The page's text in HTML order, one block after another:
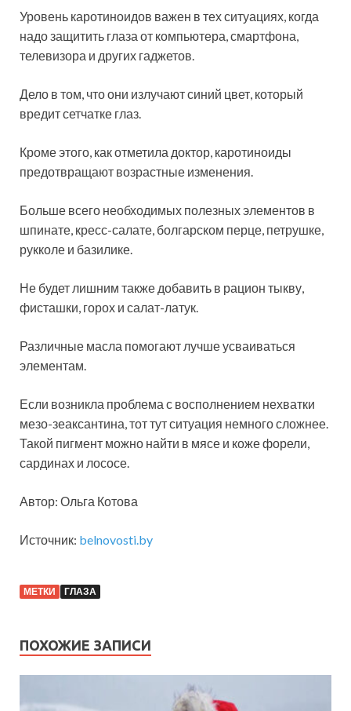
Уровень каротиноидов важен в тех ситуациях, когда
надо защитить глаза от компьютера, смартфона,
телевизора и других гаджетов.
Дело в том, что они излучают синий цвет, который
вредит сетчатке глаз.
Кроме этого, как отметила доктор, каротиноиды
предотвращают возрастные изменения.
Больше всего необходимых полезных элементов в
шпинате, кресс-салате, болгарском перце, петрушке,
рукколе и базилике.
Не будет лишним также добавить в рацион тыкву,
фисташки, горох и салат-латук.
Различные масла помогают лучше усваиваться
элементам.
Если возникла проблема с восполнением нехватки
мезо-зеаксантина, тот тут ситуация немного сложнее.
Такой пигмент можно найти в мясе и коже форели,
сардинах и лососе.
Автор: Ольга Котова
Источник: belnovosti.by
МЕТКИ ГЛАЗА
ПОХОЖИЕ ЗАПИСИ